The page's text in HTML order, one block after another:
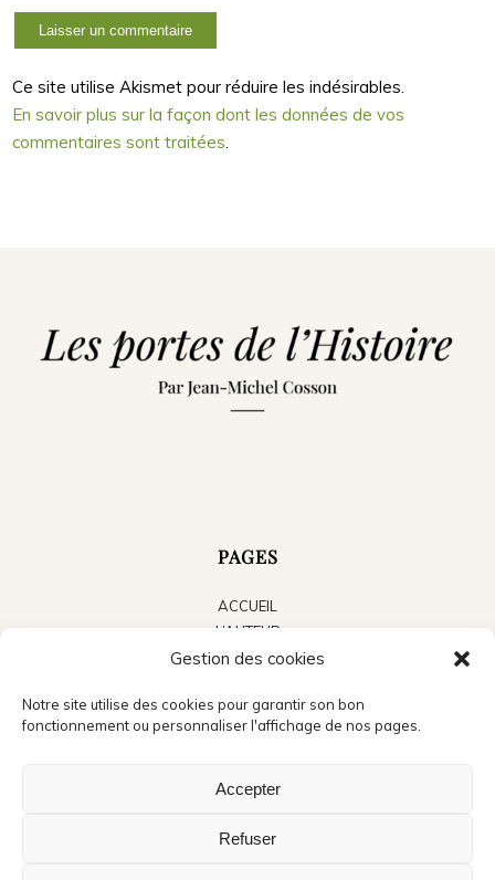
Gestion des cookies
Notre site utilise des cookies pour garantir son bon
fonctionnement ou personnaliser l'affichage de nos pages.
Accepter
Refuser
Ce site utilise Akismet pour réduire les indésirables.
En savoir plus sur la façon dont les données de vos
commentaires sont traitées.
PAGES
ACCUEIL
L’AUTEUR
LES LIVRES
ACTUALITÉS
PRESSE